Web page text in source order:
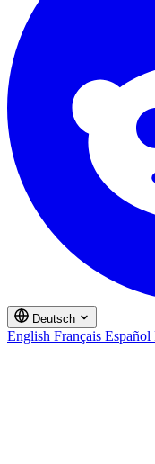
Deutsch
English Français Español